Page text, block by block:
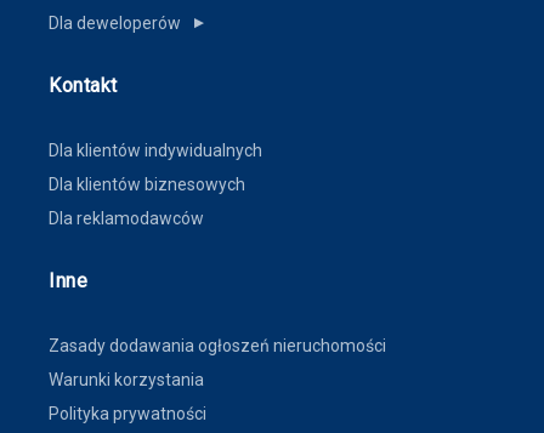
Dla deweloperów ▼
Kontakt
Dla klientów indywidualnych
Dla klientów biznesowych
Dla reklamodawców
Inne
Zasady dodawania ogłoszeń nieruchomości
Warunki korzystania
Polityka prywatności